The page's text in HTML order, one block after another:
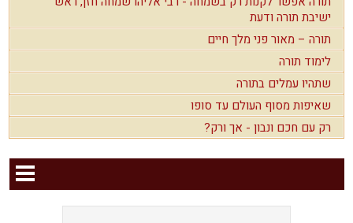
ישיבת תורה ודעת
תורה – מאור פני מלך חיים
לימוד תורה
שתהיו עמלים בתורה
שאיפות מסוף העולם עד סופו
רק עם חכם ונבון - אך ורק?